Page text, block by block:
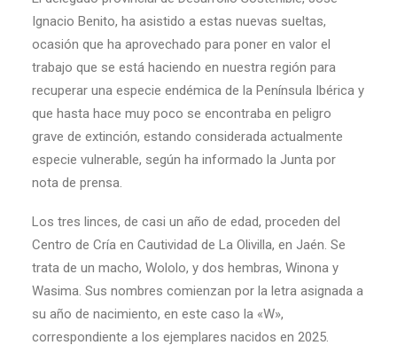
Ignacio Benito, ha asistido a estas nuevas sueltas,
ocasión que ha aprovechado para poner en valor el
trabajo que se está haciendo en nuestra región para
recuperar una especie endémica de la Península Ibérica y
que hasta hace muy poco se encontraba en peligro
grave de extinción, estando considerada actualmente
especie vulnerable, según ha informado la Junta por
nota de prensa.
Los tres linces, de casi un año de edad, proceden del
Centro de Cría en Cautividad de La Olivilla, en Jaén. Se
trata de un macho, Wololo, y dos hembras, Winona y
Wasima. Sus nombres comienzan por la letra asignada a
su año de nacimiento, en este caso la «W»,
correspondiente a los ejemplares nacidos en 2025.